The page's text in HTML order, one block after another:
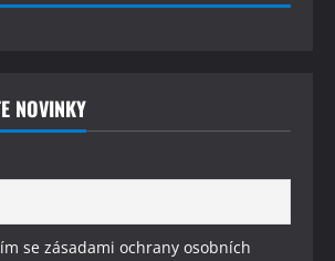
NOVINKY
se zásadami ochrany osobních